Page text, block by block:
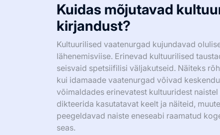
Kuidas mõjutavad
kirjandust?
Kultuurilised vaatenurgad kujundavad
lähenemisviise. Erinevad kultuurilised
seisvaid spetsiifilisi väljakutseid. Näiteks
kui idamaade vaatenurgad võivad
võimaldades erinevatest kultuuridest
dikteerida kasutatavat keelt ja näiteid,
peegeldavad naiste eneseabi raamatud
seas.